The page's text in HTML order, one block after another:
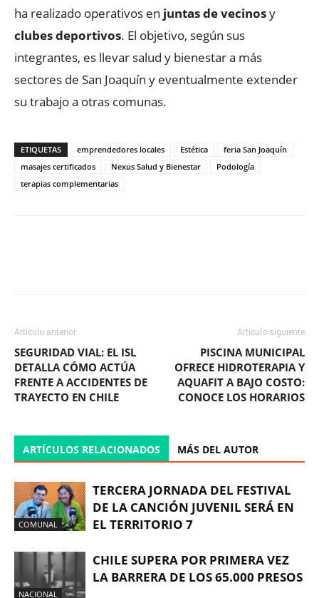
ha realizado operativos en juntas de vecinosy
clubes deportivos. El objetivo, según sus
integrantes, es llevar salud y bienestar a más
sectores de San Joaquín y eventualmente extender
su trabajo a otras comunas.
ETIQUETAS emprendedores locales Estética
feria San Joaquín
masajes certificados
Nexus Salud y Bienestar
Podología
terapias complementarias
Artículo anterior
SEGURIDAD VIAL: EL ISL
DETALLA CÓMO ACTÚA
FRENTE A ACCIDENTES DE
TRAYECTO EN CHILE
Artículo siguiente
PISCINA MUNICIPAL
OFRECE HIDROTERAPIA Y
AQUAFIT A BAJO COSTO:
CONOCE LOS HORARIOS
ARTÍCULOS RELACIONADOS MÁS DEL AUTOR
COMUNAL
TERCERA JORNADA DEL FESTIVAL
DE LA CANCIÓN JUVENIL SERÁ EN
EL TERRITORIO 7
NACIONAL
CHILE SUPERA POR PRIMERA VEZ
LA BARRERA DE LOS 65.000 PRESOS